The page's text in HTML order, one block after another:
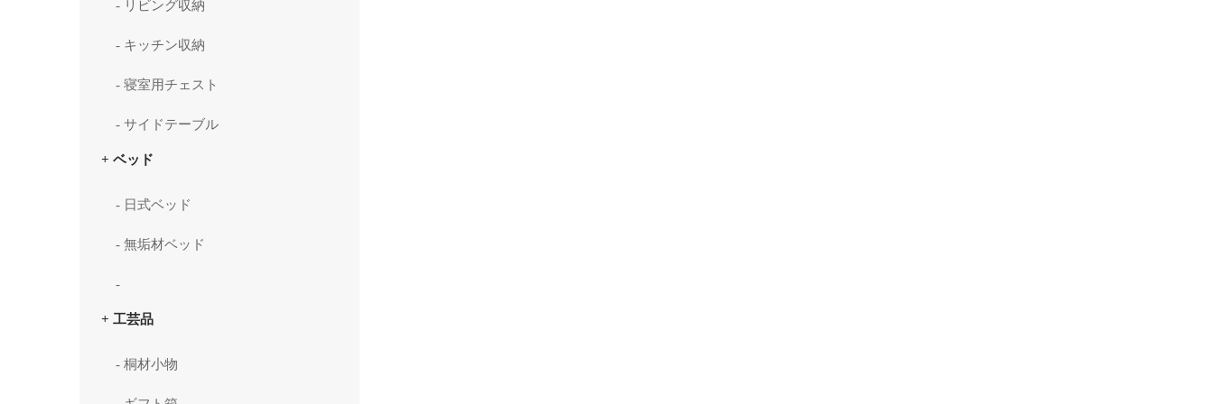
- リビング収納
- キッチン収納
- 寝室用チェスト
- サイドテーブル
+ ベッド
- 日式ベッド
- 無垢材ベッド
-
+ 工芸品
- 桐材小物